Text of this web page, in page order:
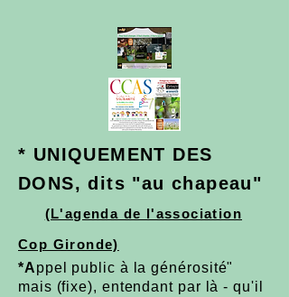
* UNIQUEMENT DES
DONS, dits "au chapeau"
(L'agenda de l'association
Cop Gironde)
*Appel public à la générosité"
mais (fixe), entendant par là - qu'il